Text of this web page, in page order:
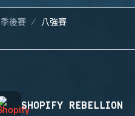
季後賽 八強賽
SHOPIFY REBELLION